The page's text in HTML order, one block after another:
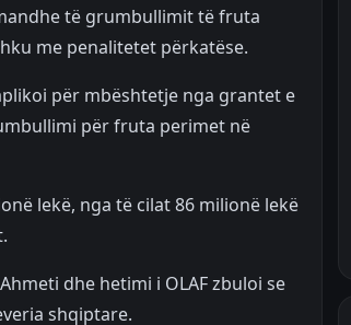
të grumbullimit të fruta
me penalitetet përkatëse.
për mbështetje nga grantet e
për fruta perimet në
lekë, nga të cilat 86 milionë lekë
dhe hetimi i OLAF zbuloi se
shqiptare.